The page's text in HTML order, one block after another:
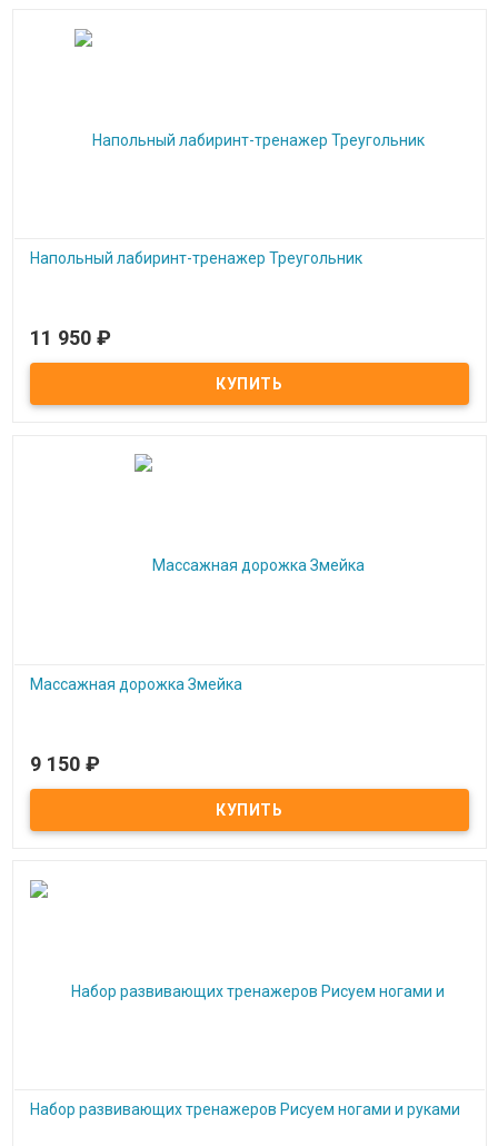
Напольный лабиринт-тренажер Треугольник
Под заказ
Напольный лабиринт-тренажер Треугольник
11 950 ₽
Массажная дорожка Змейка
Под заказ
Массажная дорожка Змейка
9 150 ₽
Набор развивающих тренажеров Рисуем ногами и руками